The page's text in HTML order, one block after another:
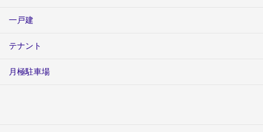
一戸建
テナント
月極駐車場